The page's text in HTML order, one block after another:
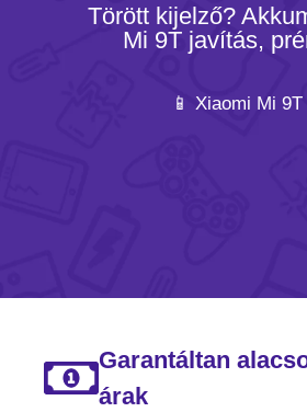
Törött kijelző?
Mi 9T javítás,
📱 Xiaomi Mi
Garantáltan
árak